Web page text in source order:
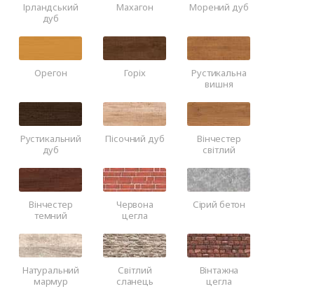
Ірландський
дуб
Махагон Морений дуб
Орегон Горіх
Рустикальна
вишня
Рустикальний
дуб
Пісочний дуб
Вінчестер
світлий
Вінчестер
темний
Червона
цегла
Сірий бетон
Натуральний
мармур
Світлий
сланець
Вінтажна
цегла